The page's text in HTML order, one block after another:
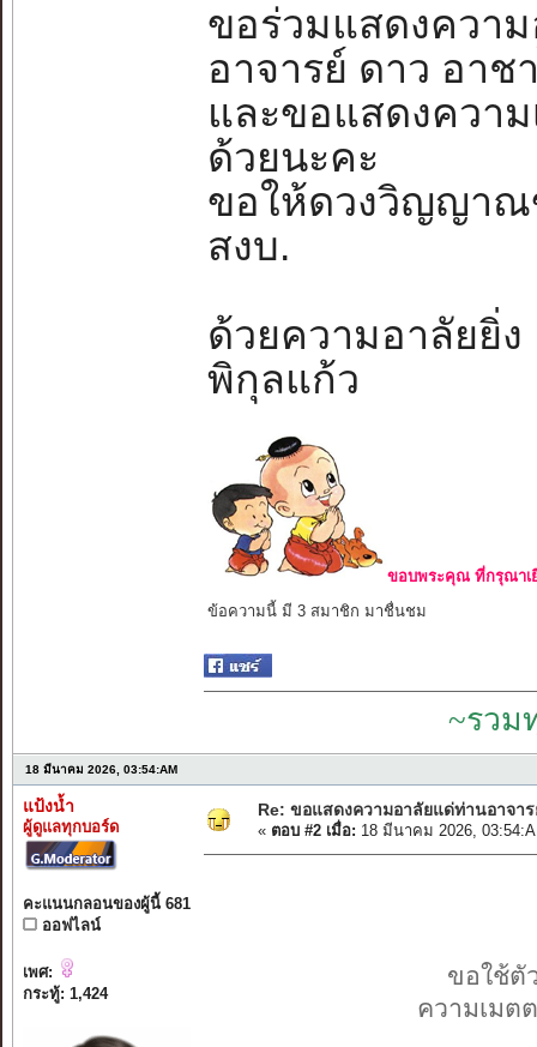
ขอร่วมแสดงควา
อาจารย์ ดาว อาช
และขอแสดงควา
ด้วยนะคะ
ขอให้ดวงวิญญาณ
สงบ.
ด้วยความอาลัยยิ่ง
พิกุลแก้ว
ขอบพระคุณ ที่กรุณาเ
ข้อความนี้ มี 3 สมาชิก มาชื่นชม
~รวม
18 มีนาคม 2026, 03:54:AM
แป้งน้ำ
ผู้ดูแลทุกบอร์ด
คะแนนกลอนของผู้นี้ 681
ออฟไลน์
เพศ:
กระทู้: 1,424
Re: ขอแสดงความอาลัยแด่ท่านอาจา
« ตอบ #2 เมื่อ: 18 มีนาคม 2026,
ขอใช้ตั
ความเมต